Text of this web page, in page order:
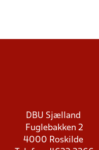
DBU Sjælland
Fuglebakken 2
4000 Roskilde